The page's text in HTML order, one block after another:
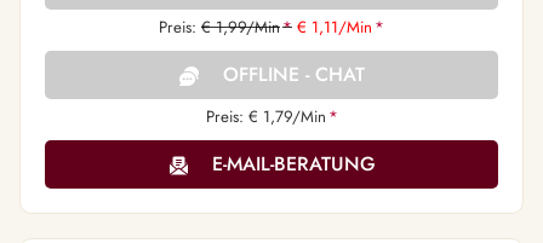
Preis: € 1,99/Min* € 1,11/Min *
OFFLINE - CHAT
Preis: € 1,79/Min *
E-MAIL-BERATUNG